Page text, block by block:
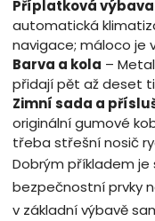
Příplatková výbava
automatická
navigace; máloco je
Barva a kola –
přidají pět až deset
Zimní sada a
originální gumové
třeba střešní nosič
Dobrým příkladem
bezpečnostní prvky
v základní výbavě